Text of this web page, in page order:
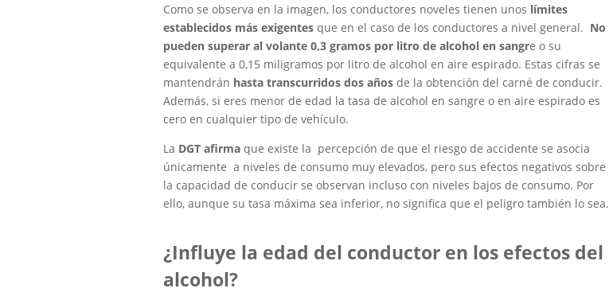
Como se observa en la imagen, los conductores noveles tienen unos límites
establecidos más exigentesque en el caso de los conductores a nivel general. No
pueden superar al volante 0,3 gramos por litro de alcohol en sangre o su
equivalente a 0,15 miligramos por litro de alcohol en aire espirado. Estas cifras se
mantendrán hasta transcurridos dos años de la obtención del carné de conducir.
Además, si eres menor de edad la tasa de alcohol en sangre o en aire espirado es
cero en cualquier tipo de vehículo.
La DGT afirmaque existe la percepción de que el riesgo de accidente se asocia
únicamente a niveles de consumo muy elevados, pero sus efectos negativos sobre
la capacidad de conducir se observan incluso con niveles bajos de consumo. Por
ello, aunque su tasa máxima sea inferior, no significa que el peligro también lo sea.
¿Influye la edad del conductor en los efectos del
alcohol?